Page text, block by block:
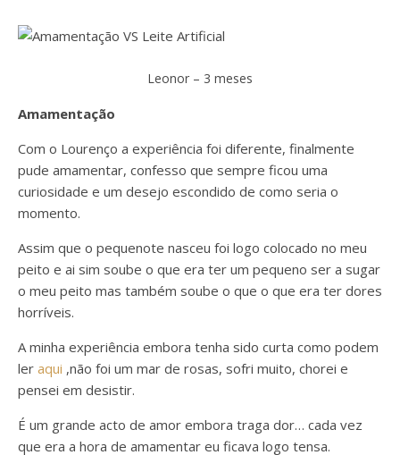
Leonor – 3 meses
Amamentação
Com o Lourenço a experiência foi diferente, finalmente
pude amamentar, confesso que sempre ficou uma
curiosidade e um desejo escondido de como seria o
momento.
Assim que o pequenote nasceu foi logo colocado no meu
peito e ai sim soube o que era ter um pequeno ser a sugar
o meu peito mas também soube o que o que era ter dores
horríveis.
A minha experiência embora tenha sido curta como podem
ler aqui ,não foi um mar de rosas, sofri muito, chorei e
pensei em desistir.
É um grande acto de amor embora traga dor… cada vez
que era a hora de amamentar eu ficava logo tensa.